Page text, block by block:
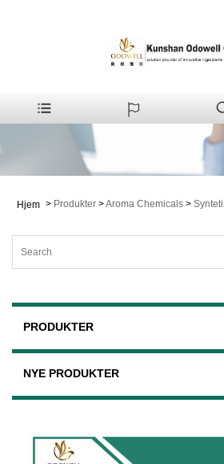
Hjem > Produkter >Aroma Chemicals >
PRODUKTER
NYE PRODUKTER